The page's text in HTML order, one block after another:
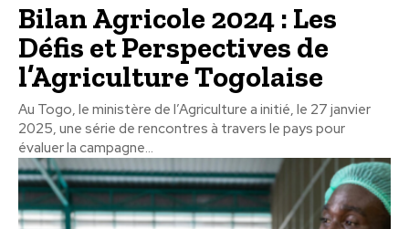
Bilan Agricole 2024 : Les
Défis et Perspectives de
l’Agriculture Togolaise
Au Togo, le ministère de l’Agriculture a initié, le 27 janvier
2025, une série de rencontres à travers le pays pour
évaluer la campagne...